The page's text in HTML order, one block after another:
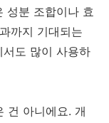
성분 조합이나 효
까지 기대되는
도 많이 사용하
건 아니에요. 개